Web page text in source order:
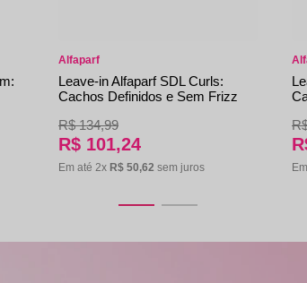
Alfaparf
Leave-in Alfaparf SDL Curls:
Cachos Definidos e Sem Frizz
R$ 134,99
R$ 101,24
Em até 2x R$ 50,62 sem juros